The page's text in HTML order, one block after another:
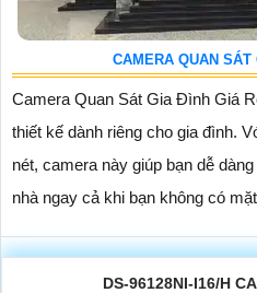
CAMERA QUAN
Camera Quan Sát Gia Đình Giá
thiết kế dành riêng cho gia đình.
nét, camera này giúp bạn dễ
nhà ngay cả khi bạn không có mặt
DS-96128NI-I16/H